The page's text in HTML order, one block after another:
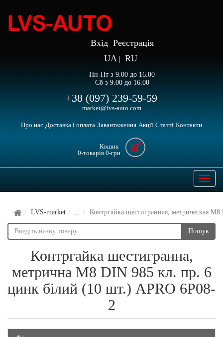
Вхід Реєстрація
UA
RU
Пн-Пт з 9.00 до 16.00
Сб з 9.00 до 16.00
+38 (097) 239-59-59
market@lvs-auto.com
Про нас Доставка і оплата Завантаження Акції Статті Контакти
Кошик
0-товарів 0-грн
Open
LVS-market ... Контргайка шестигранная, метрическая
Пошук
Контргайка шестигранна,
метрична М8 DIN 985 кл. пр. 6
цинк білий (10 шт.) APRO 6P08-
2